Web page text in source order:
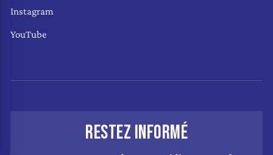
Instagram
YouTube
RESTEZ INFORMÉ